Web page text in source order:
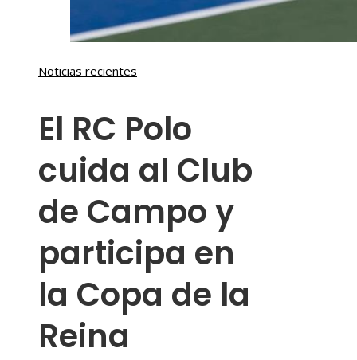
Noticias recientes
El RC Polo
cuida al Club
de Campo y
participa en
la Copa de la
Reina